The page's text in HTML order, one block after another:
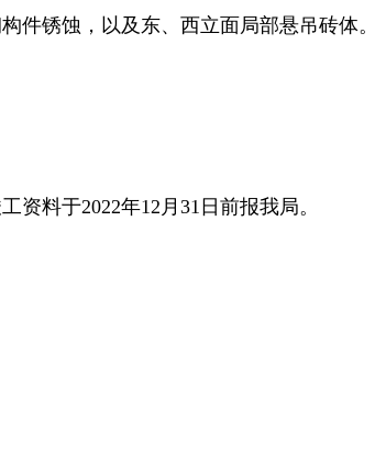
件锈蚀，以及东、西立面局部悬吊砖体。
料于2022年12月31日前报我局。